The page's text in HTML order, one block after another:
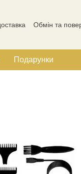
Обмін та
Подарунки